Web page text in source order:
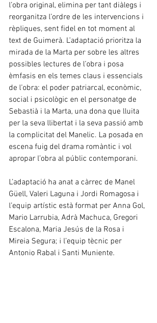
l’obra original, elimina per tant diàlegs i
reorganitza l’ordre de les intervencions i
rèpliques, sent fidel en tot moment al
text de Guimerà. L’adaptació prioritza la
mirada de la Marta per sobre les altres
possibles lectures de l’obra i posa
èmfasis en els temes claus i essencials
de l’obra: el poder patriarcal, econòmic,
social i psicològic en el personatge de
Sebastià i la Marta, una dona que lluita
per la seva llibertat i la seva passió amb
la complicitat del Manelic. La posada en
escena fuig del drama romàntic i vol
apropar l’obra al públic contemporani.
L’adaptació ha anat a càrrec de Manel
Güell, Valeri Laguna i Jordi Romagosa i
l’equip artístic està format per Anna Gol,
Mario Larrubia, Adrà Machuca, Gregori
Escalona, Maria Jesús de la Rosa i
Mireia Segura; i l’equip tècnic per
Antonio Rabal i Santi Muniente.